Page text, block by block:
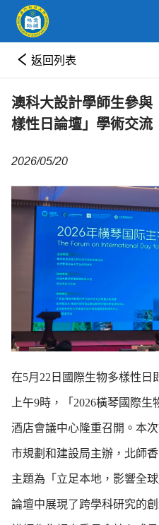
返回列表
澳科大設計學師生參與
樣性日論壇」學術交流
2026/05/20
在5月22日國際生物多樣性日
上午9時，「2026橫琴國際
酒店會議中心隆重召開。本
市規劃和建設局主辦，北師
主題為「立足本地，影響全
論壇中展現了跨學科研究的